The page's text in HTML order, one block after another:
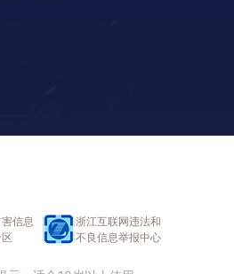
信息
浙江互联网违法和
不良信息举报中心